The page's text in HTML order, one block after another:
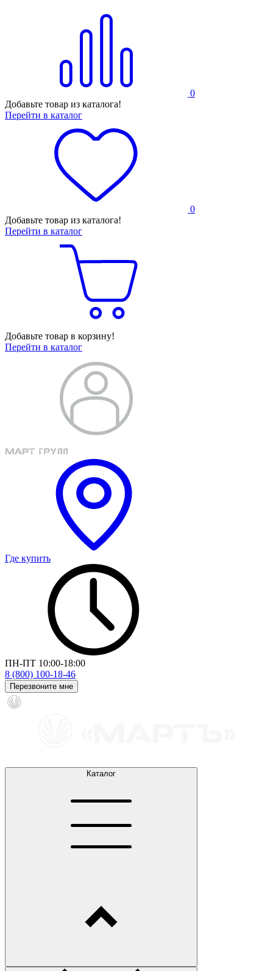
0
Добавьте товар из каталога!
Перейти в каталог
0
Добавьте товар из каталога!
Перейти в каталог
Добавьте товар в корзину!
Перейти в каталог
Где купить
ПН-ПТ 10:00-18:00
8 (800) 100-18-46
Перезвоните мне
Каталог